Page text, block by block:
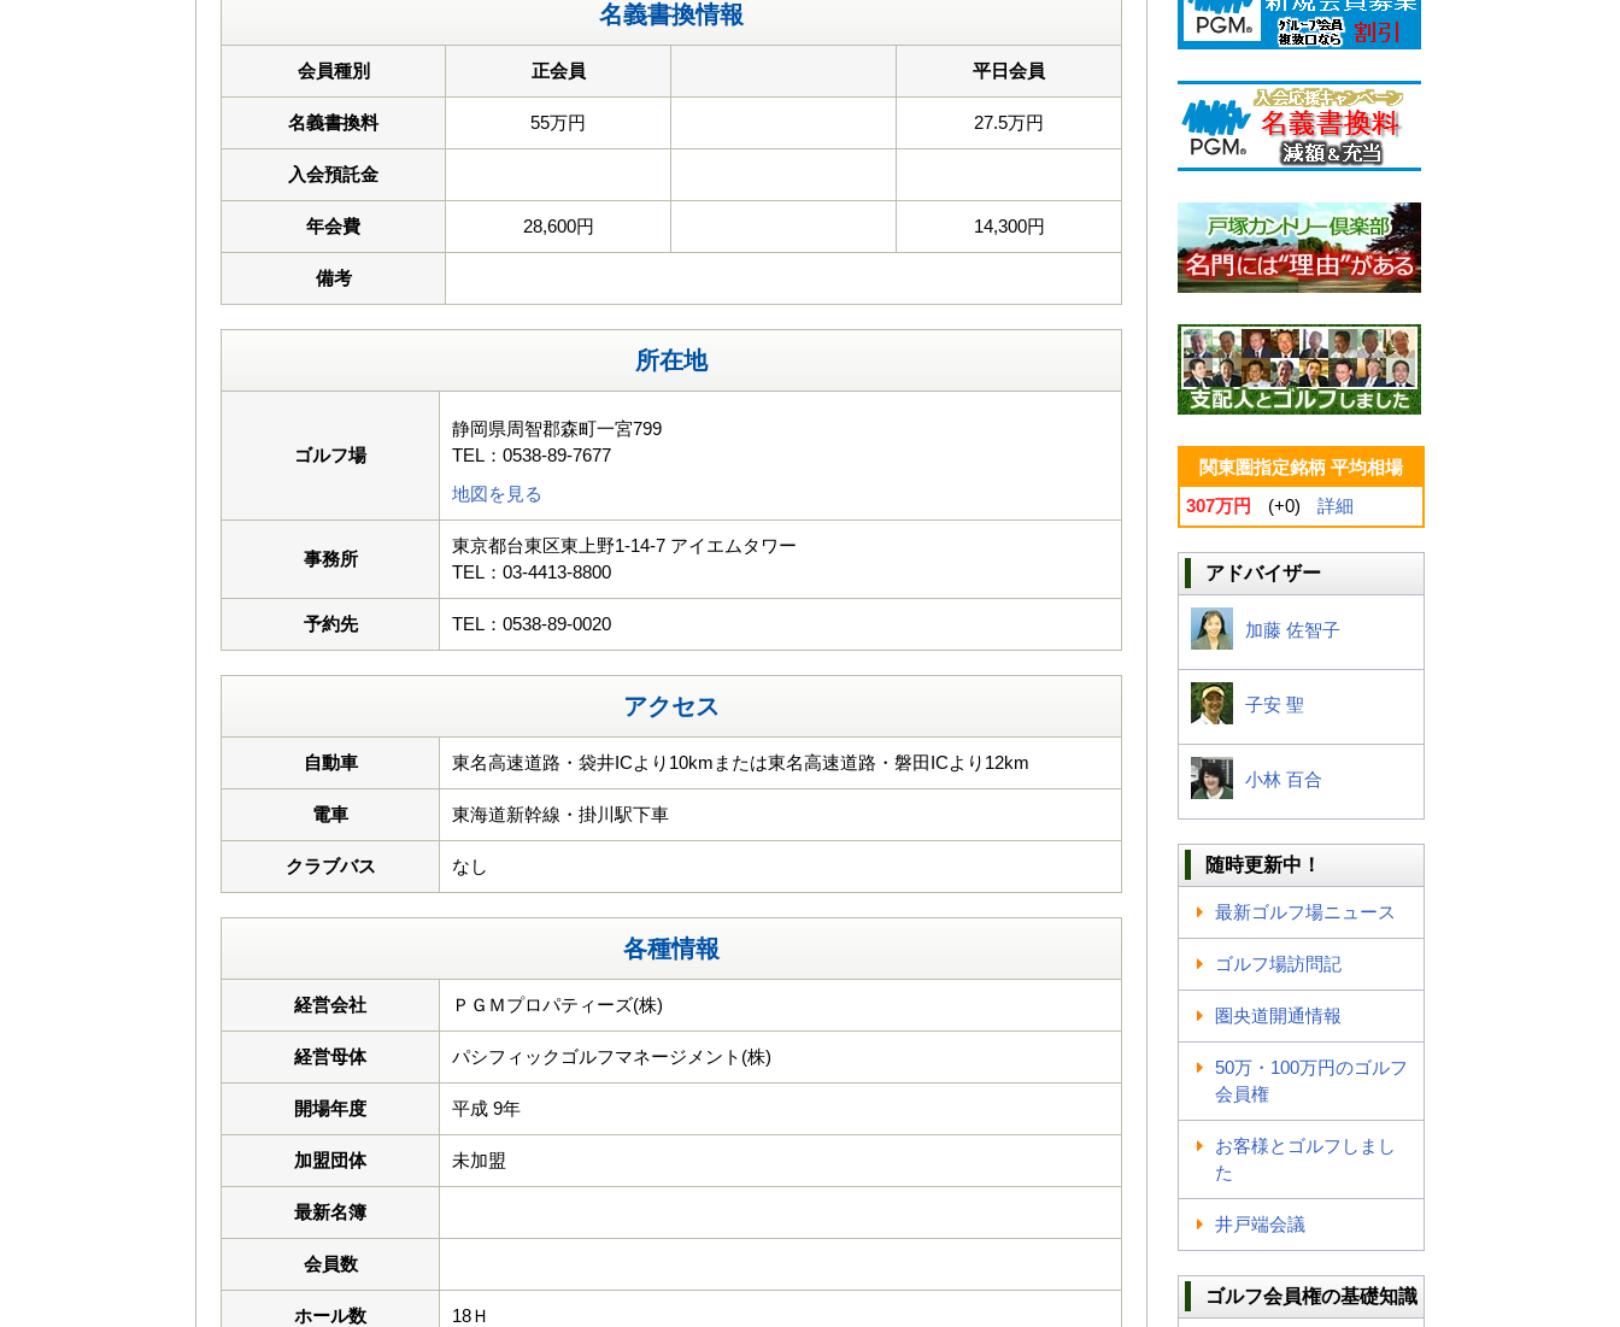
名義書換情報
会員種別 正会員 平日会員
名義書換料 55万円 27.5万円
入会預託金
年会費 28,600円 14,300円
備考
所在地
ゴルフ場
静岡県周智郡森町一宮799
TEL：0538-89-7677
地図を見る
事務所
東京都台東区東上野1-14-7 アイエムタワー
TEL：03-4413-8800
予約先 TEL：0538-89-0020
アクセス
自動車 東名高速道路・袋井ICより10kmまたは東名高速道路・磐田ICより12km
電車 東海道新幹線・掛川駅下車
クラブバス なし
各種情報
経営会社 ＰＧＭプロパティーズ(株)
経営母体 パシフィックゴルフマネージメント(株)
開場年度 平成 9年
加盟団体 未加盟
最新名簿
会員数
ホール数 18Ｈ
関東圏指定銘柄 平均相場
307万円
(+0) 詳細
アドバイザー
加藤 佐智子
子安 聖
小林 百合
随時更新中！
最新ゴルフ場ニュース
ゴルフ場訪問記
圏央道開通情報
50万・100万円のゴルフ
会員権
お客様とゴルフしまし
た
井戸端会議
ゴルフ会員権の基礎知識